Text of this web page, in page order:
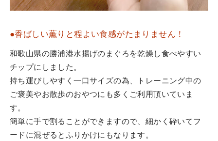
●香ばしい薫りと程よい食感がたまりません！
和歌山県の勝浦港水揚げのまぐろを乾燥し食べやすい
チップにしました。
持ち運びしやすく一口サイズの為、トレーニング中の
ご褒美やお散歩のおやつにも多くご利用頂いていま
す。
簡単に手で割ることができますので、細かく砕いてフ
ードに混ぜるとふりかけにもなります。